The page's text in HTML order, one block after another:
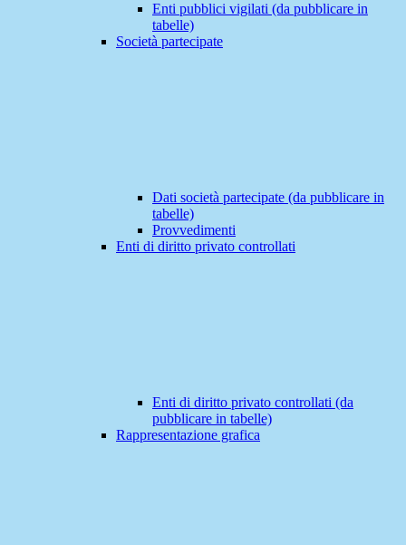
Enti pubblici vigilati (da pubblicare in
tabelle)
Società partecipate
Dati società partecipate (da pubblicare in
tabelle)
Provvedimenti
Enti di diritto privato controllati
Enti di diritto privato controllati (da
pubblicare in tabelle)
Rappresentazione grafica